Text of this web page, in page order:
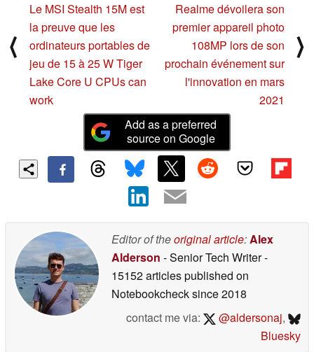
Street
01/30/2021
⟨
Le MSI Stealth 15M est
la preuve que les
ordinateurs portables de
jeu de 15 à 25 W Tiger
Lake Core U CPUs can
work
Realme dévoilera son
premier appareil photo
108MP lors de son
prochain événement sur
l'innovation en mars
2021
⟩
Add as a preferred
source on Google
Editor of theoriginal article:Alex
Alderson - Senior Tech Writer-
15152 articles published on
Notebookchecksince 2018
contact me via:
@aldersonaj,
Bluesky